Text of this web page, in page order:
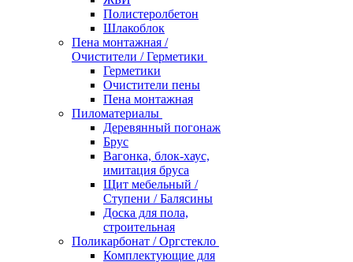
Полистеролбетон
Шлакоблок
Пена монтажная /
Очистители / Герметики
Герметики
Очистители пены
Пена монтажная
Пиломатериалы
Деревянный погонаж
Брус
Вагонка, блок-хаус,
имитация бруса
Щит мебельный /
Ступени / Балясины
Доска для пола,
строительная
Поликарбонат / Оргстекло
Комплектующие для